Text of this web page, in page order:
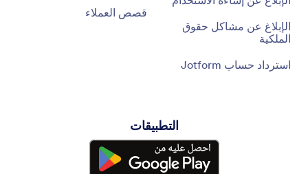
الإبلاغ عن مشاكل حقوق
الملكية
استرداد حساب Jotform
قصص العملاء
التطبيقات